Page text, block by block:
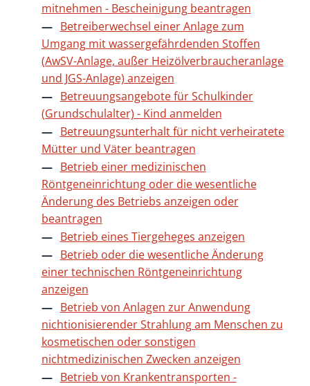
mitnehmen - Bescheinigung beantragen
Betreiberwechsel einer Anlage zum
Umgang mit wassergefährdenden Stoffen
(AwSV-Anlage, außer Heizölverbraucheranlage
und JGS-Anlage) anzeigen
Betreuungsangebote für Schulkinder
(Grundschulalter) - Kind anmelden
Betreuungsunterhalt für nicht verheiratete
Mütter und Väter beantragen
Betrieb einer medizinischen
Röntgeneinrichtung oder die wesentliche
Änderung des Betriebs anzeigen oder
beantragen
Betrieb eines Tiergeheges anzeigen
Betrieb oder die wesentliche Änderung
einer technischen Röntgeneinrichtung
anzeigen
Betrieb von Anlagen zur Anwendung
nichtionisierender Strahlung am Menschen zu
kosmetischen oder sonstigen
nichtmedizinischen Zwecken anzeigen
Betrieb von Krankentransporten -